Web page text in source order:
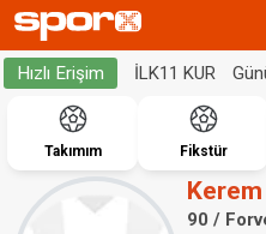
Hızlı Erişim İLK11 KUR
Takımım Fikstür
90 /